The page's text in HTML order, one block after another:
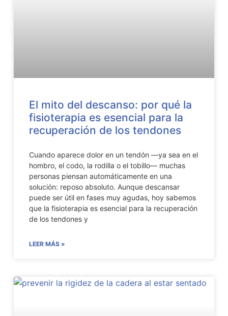
El mito del descanso: por qué la
fisioterapia es esencial para la
recuperación de los tendones
Cuando aparece dolor en un tendón —ya sea en el
hombro, el codo, la rodilla o el tobillo— muchas
personas piensan automáticamente en una
solución: reposo absoluto. Aunque descansar
puede ser útil en fases muy agudas, hoy sabemos
que la fisioterapia es esencial para la recuperación
de los tendones y
LEER MÁS »